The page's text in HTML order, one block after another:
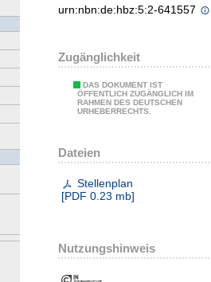
urn:nbn:de:hbz:5:2-641557
Zugänglichkeit
DAS DOKUMENT IST
ÖFFENTLICH ZUGÄNGLICH IM
RAHMEN DES DEUTSCHEN
URHEBERRECHTS.
Dateien
Stellenplan
[PDF 0.23 mb]
Nutzungshinweis